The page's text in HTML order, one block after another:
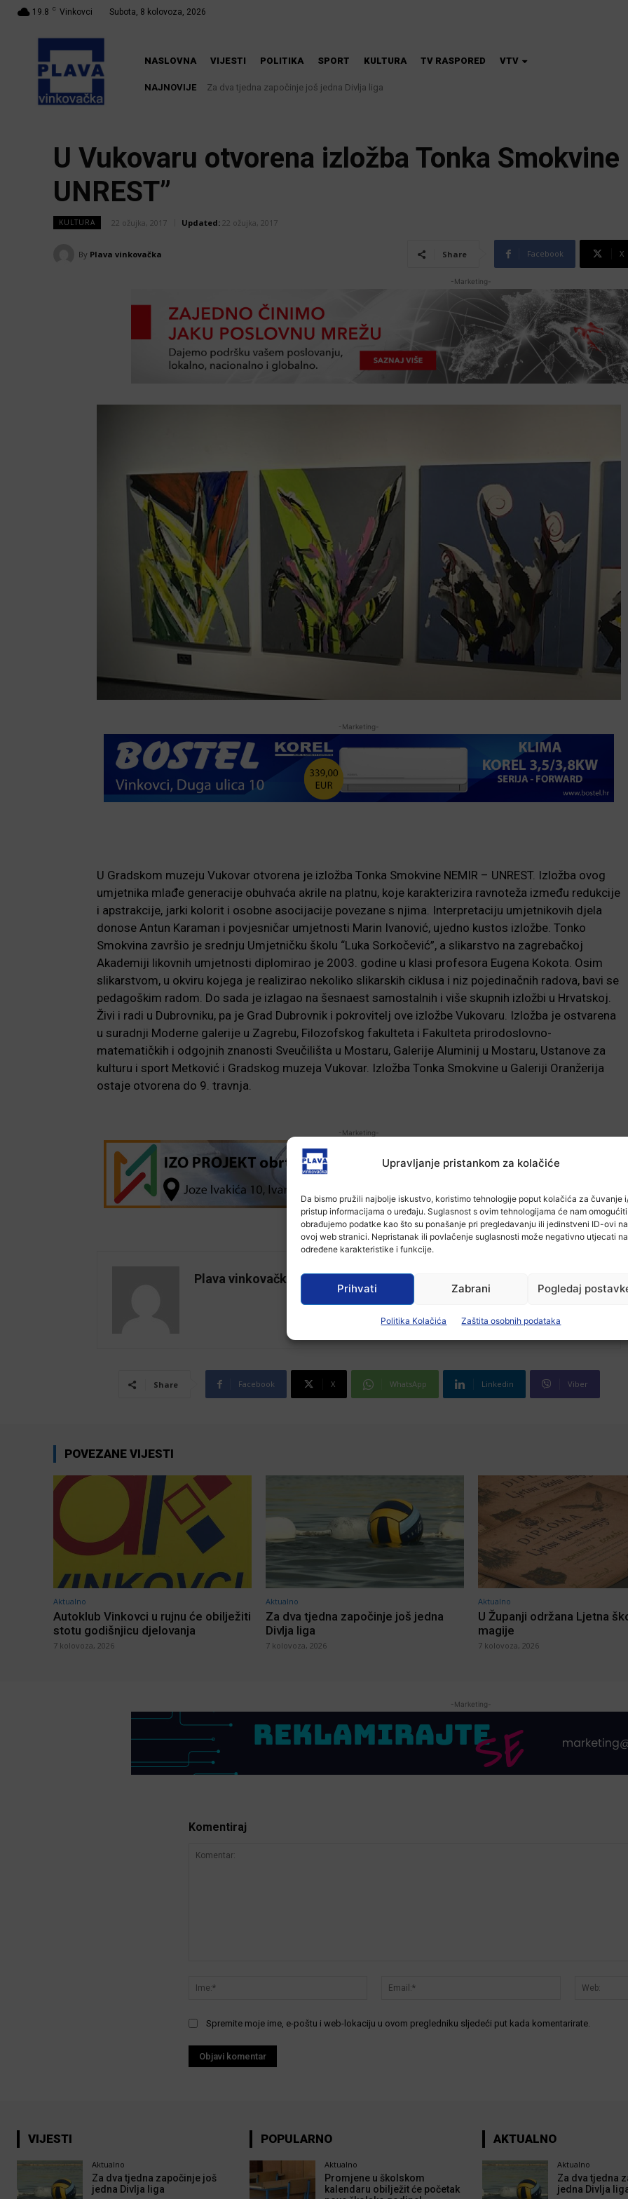
Upravljanje pristankom za kolačiće
Da bismo pružili najbolje iskustvo, koristimo tehnologije poput kolačića za čuvanje
pristup informacijama o uređaju. Suglasnost s ovim tehnologijama će nam
obrađujemo podatke kao što su ponašanje pri pregledavanju ili jedinstveni ID-ovi na
ovoj web stranici. Nepristanak ili povlačenje suglasnosti može negativno utjecati na
određene karakteristike i funkcije.
Prihvati Zabrani Pogledaj
Politika Kolačića Zaštita osobnih podataka
19.8 C Vinkovci Subota, 8 kolovoza, 2026
NASLOVNA VIJESTI POLITIKA SPORT KULTURA TV RASPORED VTV
NAJNOVIJE Za dva tjedna započinje još jedna Divlja liga
U Županji održana Ljetna škola magije
U Vukovaru otvorena izložba Tonka Smokvine
UNREST”
KULTURA 22 ožujka, 2017 Updated: 22 ožujka, 2017
By Plava vinkovačka Share Facebook X
-Marketing-
-Marketing-
U Gradskom muzeju Vukovar otvorena je izložba Tonka Smokvine NEMIR – UNREST. Izložba ovog
umjetnika mlađe generacije obuhvaća akrile na platnu, koje karakterizira ravnoteža između redukcije
i apstrakcije, jarki kolorit i osobne asocijacije povezane s njima. Interpretaciju umjetnikovih djela
donose Antun Karaman i povjesničar umjetnosti Marin Ivanović, ujedno kustos izložbe. Tonko
Smokvina završio je srednju Umjetničku školu “Luka Sorkočević”, a slikarstvo na zagrebačkoj
Akademiji likovnih umjetnosti diplomirao je 2003. godine u klasi profesora Eugena Kokota. Osim
slikarstvom, u okviru kojega je realizirao nekoliko slikarskih ciklusa i niz pojedinačnih radova, bavi se
pedagoškim radom. Do sada je izlagao na šesnaest samostalnih i više skupnih izložbi u Hrvatskoj.
Živi i radi u Dubrovniku, pa je Grad Dubrovnik i pokrovitelj ove izložbe Vukovaru. Izložba je ostvarena
u suradnji Moderne galerije u Zagrebu, Filozofskog fakulteta i Fakulteta prirodoslovno-
matematičkih i odgojnih znanosti Sveučilišta u Mostaru, Galerije Aluminij u Mostaru, Ustanove za
kulturu i sport Metković i Gradskog muzeja Vukovar. Izložba Tonka Smokvine u Galeriji Oranžerija
ostaje otvorena do 9. travnja.
-Marketing-
Plava vinkovačka
Share Facebook X WhatsApp Linkedin Viber
POVEZANE VIJESTI
Aktualno
Autoklub Vinkovci u rujnu će obilježiti
stotu godišnjicu djelovanja
7 kolovoza, 2026
Aktualno
Za dva tjedna započinje još jedna
Divlja liga
7 kolovoza, 2026
Aktualno
U Županji održana Ljetna
magije
7 kolovoza, 2026
-Marketing-
Komentiraj
Ime:*
Email:*
Spremite moje ime, e-poštu i web-lokaciju u ovom pregledniku sljedeći put kada komentarirate.
VIJESTI
Aktualno
Za dva tjedna započinje još
jedna Divlja liga
POPULARNO
Aktualno
Promjene u školskom
kalendaru obilježit će početak
AKTUALNO
Aktualno
Za dva tjedna
jedna Divlja